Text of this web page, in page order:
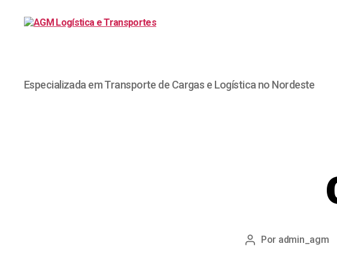
Especializada em Transporte de Cargas e Logística no Nordeste
Por admin_agm